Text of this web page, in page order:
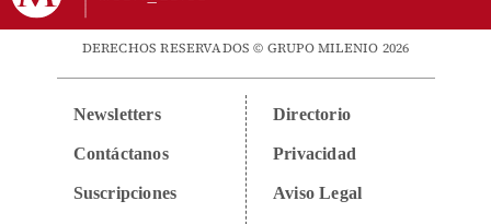
DERECHOS RESERVADOS © GRUPO MILENIO 2026
Newsletters
Contáctanos
Suscripciones
Directorio
Privacidad
Aviso Legal